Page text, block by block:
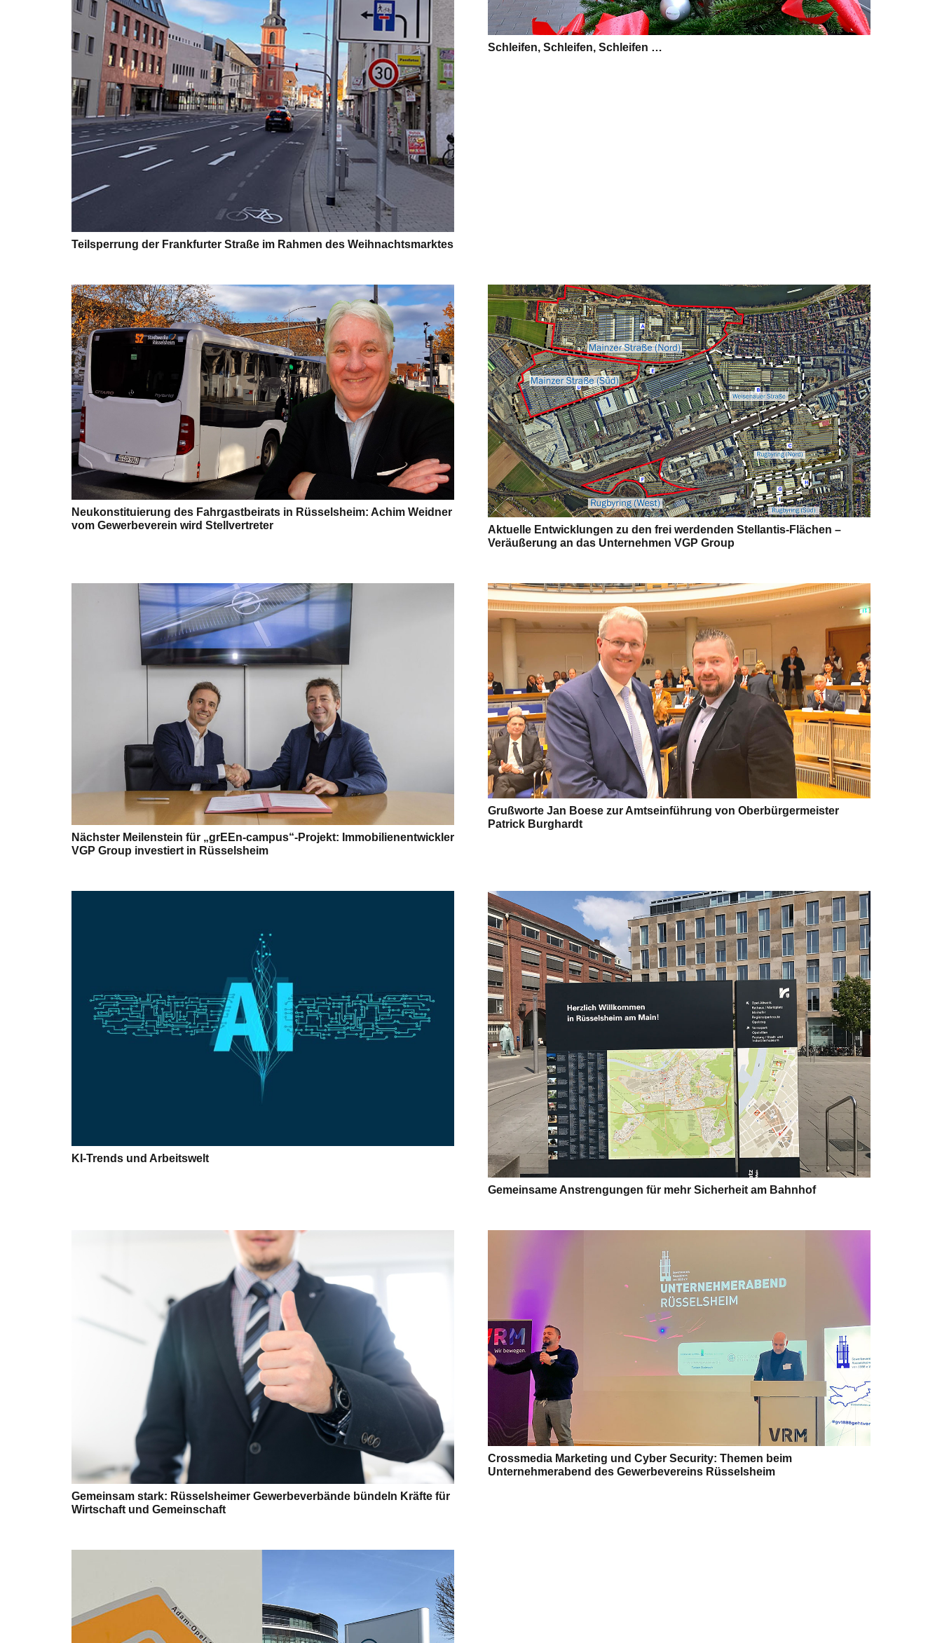
Teilsperrung der Frankfurter Straße im Rahmen des Weihnachtsmarktes
Schleifen, Schleifen, Schleifen …
Neukonstituierung des Fahrgastbeirats in Rüsselsheim: Achim Weidner
vom Gewerbeverein wird Stellvertreter
Aktuelle Entwicklungen zu den frei werdenden Stellantis-Flächen –
Veräußerung an das Unternehmen VGP Group
Nächster Meilenstein für „grEEn-campus“-Projekt: Immobilienentwickler
VGP Group investiert in Rüsselsheim
Grußworte Jan Boese zur Amtseinführung von Oberbürgermeister
Patrick Burghardt
KI-Trends und Arbeitswelt
Gemeinsame Anstrengungen für mehr Sicherheit am Bahnhof
Gemeinsam stark: Rüsselsheimer Gewerbeverbände bündeln Kräfte für
Wirtschaft und Gemeinschaft
Crossmedia Marketing und Cyber Security: Themen beim
Unternehmerabend des Gewerbevereins Rüsselsheim